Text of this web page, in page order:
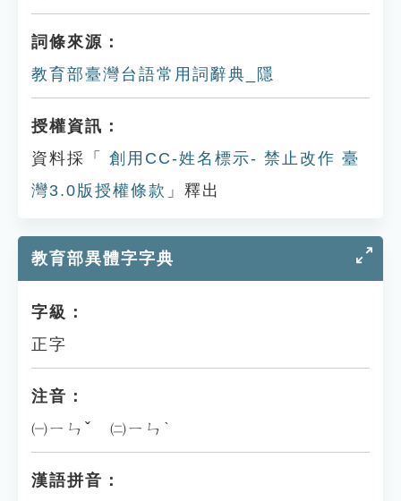
詞條來源：
教育部臺灣台語常用詞辭典_隱
授權資訊：
資料採「
創用CC-姓名標示- 禁止改作 臺
灣3.0版授權條款 」釋出
教育部異體字字典
字級：
正字
注音：
㈠ㄧㄣˇ ㈡ㄧㄣˋ
漢語拼音：